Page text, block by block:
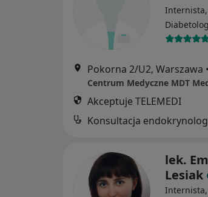
Diabetolog
Pokorna 2/U2, Warszawa •
Centrum Medyczne MDT
Akceptuje TELEMEDI
Konsultacja
lek.
Lesiak